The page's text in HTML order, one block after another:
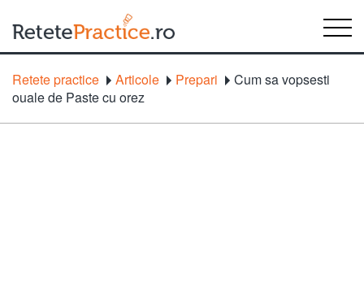
Retete practice Articole Prepari
Cum sa vopsesti
ouale de Paste cu orez